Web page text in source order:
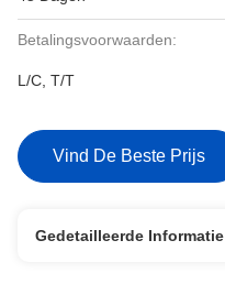
Betalingsvoorwaarden:
L/C, T/T
Vind De Beste Prijs
Gedetailleerde Informatie